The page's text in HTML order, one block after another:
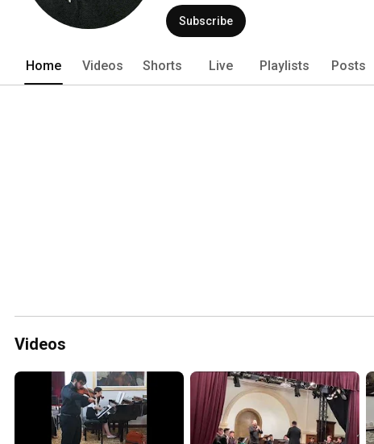
Subscribe
Home Videos Shorts Live Playlists Posts
Videos